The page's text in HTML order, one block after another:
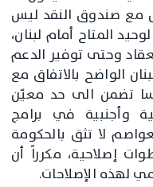
مع صندوق النقد ليس
المتاح أمام لبنان،
وحتى توفير الدعم
لبنان الواضح بالاتفاق مع
تضمن الى حد معيّن
وأجنبية في برامج
لا تثق بالحكومة
إصلاحية، مكرراً أن
لهذه الإصلاحات.